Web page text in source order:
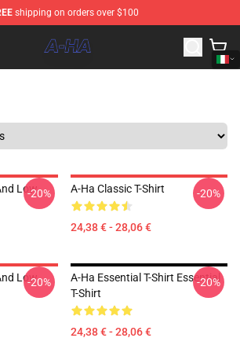
shipping on orders over $100
A-ha Merchandise Shop
Low-20% A-Ha Classic T-Shirt
24,38 € - 28,06 €
-20%
Low-20%
A-Ha Essential T-Shirt Essential
T-Shirt
24,38 € - 28,06 €
-20%